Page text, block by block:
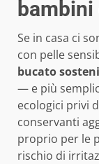
bambini
Se in casa ci
con pelle
bucato
— e più
ecologici privi
conservanti
proprio per le
rischio di